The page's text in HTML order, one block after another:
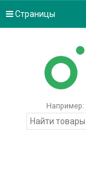
Страницы
Например: